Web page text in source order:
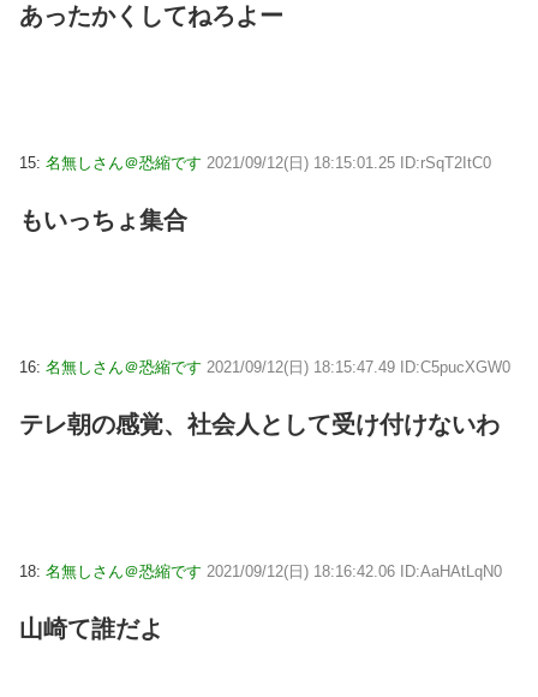
あったかくしてねろよー
15: 名無しさん＠恐縮です 2021/09/12(日) 18:15:01.25 ID:rSqT2ItC0
もいっちょ集合
16: 名無しさん＠恐縮です 2021/09/12(日) 18:15:47.49 ID:C5pucXGW0
テレ朝の感覚、社会人として受け付けないわ
18: 名無しさん＠恐縮です 2021/09/12(日) 18:16:42.06 ID:AaHAtLqN0
山崎て誰だよ